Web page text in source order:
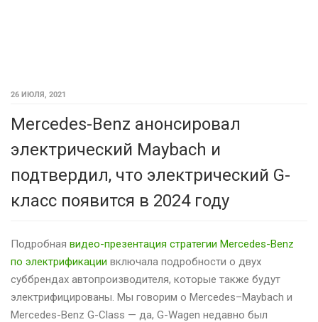
26 ИЮЛЯ, 2021
Mercedes-Benz анонсировал
электрический Maybach и
подтвердил, что электрический G-
класс появится в 2024 году
Подробная видео-презентация стратегии Mercedes-Benz
по электрификации включала подробности о двух
суббрендах автопроизводителя, которые также будут
электрифицированы. Мы говорим о Mercedes–Maybach и
Mercedes-Benz G-Class — да, G-Wagen недавно был